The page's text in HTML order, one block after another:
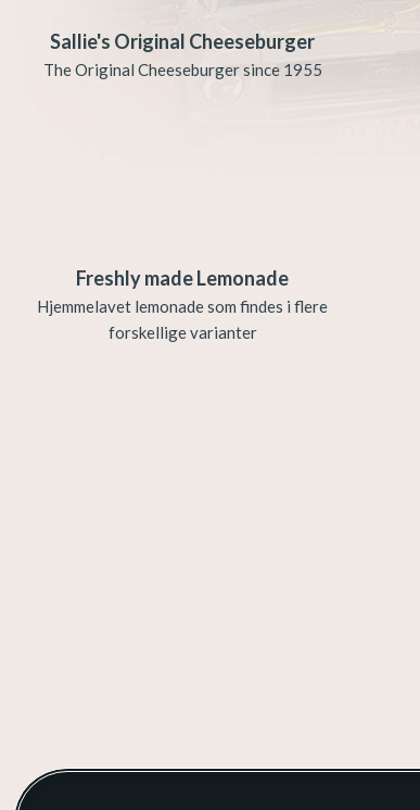
Sallie's Original Cheeseburger
The Original Cheeseburger since 1955
Freshly made Lemonade
Hjemmelavet lemonade som findes i flere
forskellige varianter